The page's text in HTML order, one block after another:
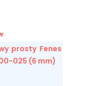
prosty Fenes
025 (6 mm)